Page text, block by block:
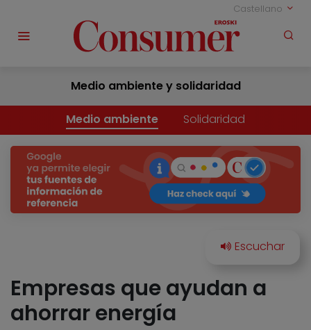
Castellano
Medio ambiente y solidaridad
Medio ambiente Solidaridad
Empresas que ayudan a
ahorrar energía